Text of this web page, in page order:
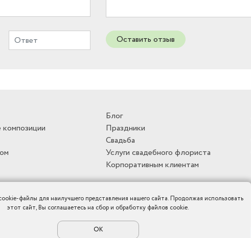
Оставить отзыв
Блог
Праздники
Свадьба
Услуги свадебного флориста
Корпоративным клиентам
файлы для наилучшего представления нашего сайта. Продолжая использовать
этот сайт, Вы соглашаетесь на сбор и обработку файлов cookie.
ОК